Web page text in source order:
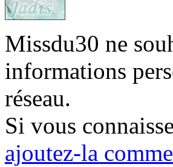
Missdu30 ne
informations
réseau.
Si vous
ajoutez-la